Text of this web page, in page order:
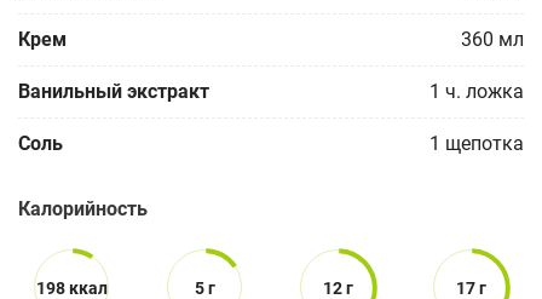
Крем 360 мл
Ванильный экстракт 1 ч. ложка
Соль 1 щепотка
Калорийность
198 ккал 5 г 12 г 17 г